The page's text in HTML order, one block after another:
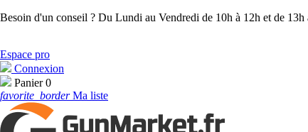
Besoin d'un conseil ? Du Lundi au Vendredi de 10h à 12h et de 13h
Espace pro
Connexion
Panier 0
favorite_border Ma liste